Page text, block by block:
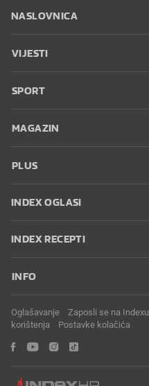
NASLOVNICA
VIJESTI
SPORT
MAGAZIN
PLUS
INDEX OGLASI
INDEX RECEPTI
INFO
Oglašavanje Zaposli se na Indexu
korištenja
Postavke kolačića